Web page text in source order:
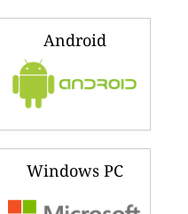
Android
Windows PC